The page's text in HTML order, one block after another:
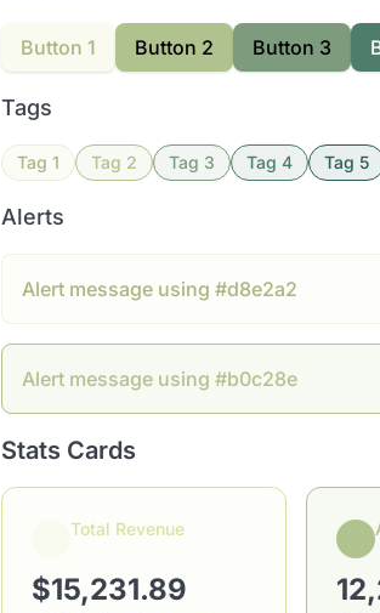
Button 1 Button 2 Button 3
Tags
Tag 1 Tag 2 Tag 3 Tag 4 Tag 5
Alerts
Alert message using #d8e2a2
Alert message using #b0c28e
Stats Cards
Total Revenue
$15,231.89